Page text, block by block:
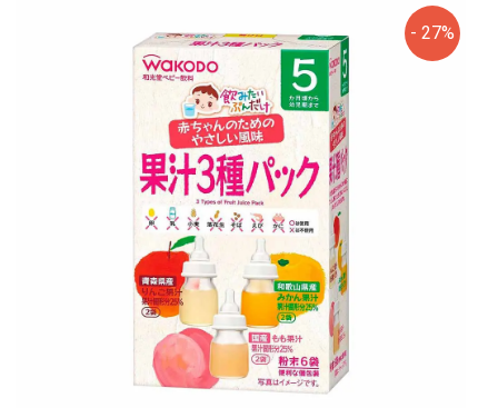
- 27%